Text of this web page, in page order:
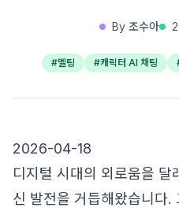
By 조수아
#멜팅 #캐릭터 AI 채팅
2026-04-18
디지털 시대의 외로움을
신 발전을 거듭해왔습니다.